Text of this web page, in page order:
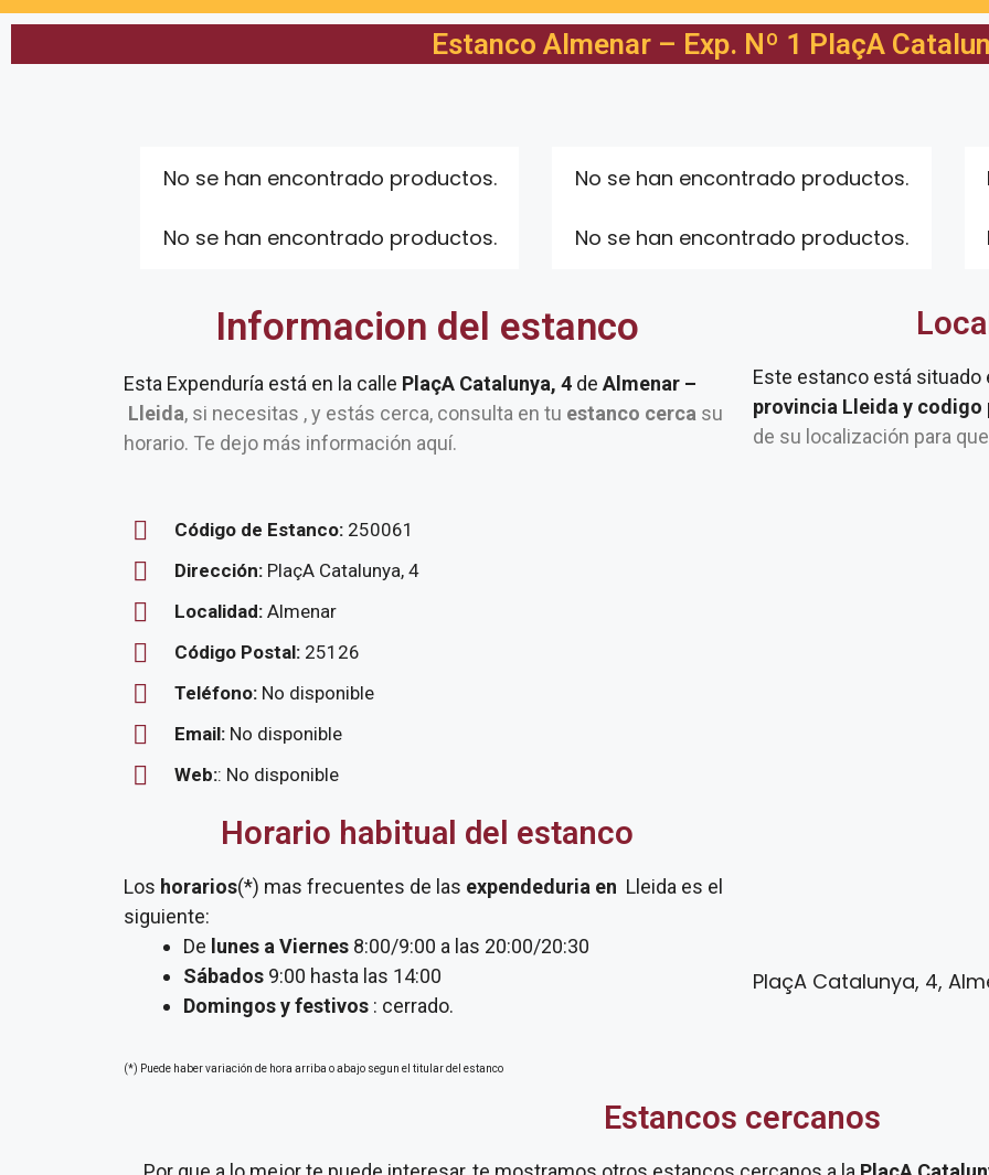
Estanco Almenar – Exp. Nº 1 PlaçA
No se han encontrado productos.
No se han encontrado productos.
No se han encontrado productos.
No se han encontrado productos.
Informacion del estanco
Esta Expenduría está en la calle PlaçA Catalunya, 4 de Almenar –
Lleida, si necesitas , y estás cerca, consulta en tu estanco cerca su
horario. Te dejo más información aquí.
Código de Estanco: 250061
Dirección: PlaçA Catalunya, 4
Localidad: Almenar
Código Postal: 25126
Teléfono: No disponible
Email: No disponible
Web:: No disponible
Horario habitual del estanco
Los horarios(*) mas frecuentes de las expendeduria en Lleida es el
siguiente:
De lunes a Viernes 8:00/9:00 a las 20:00/20:30
Sábados 9:00 hasta las 14:00
Domingos y festivos : cerrado.
(*) Puede haber variación de hora arriba o abajo segun el titular del estanco
Este estanco está situado
provincia Lleida y codigo
de su localización para
PlaçA Catalunya, 4,
Estancos cercanos